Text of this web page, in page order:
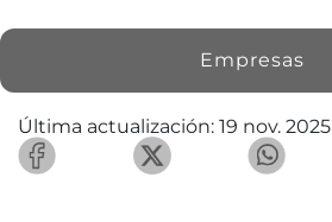
Empresas
Última actualización: 19 nov. 2025